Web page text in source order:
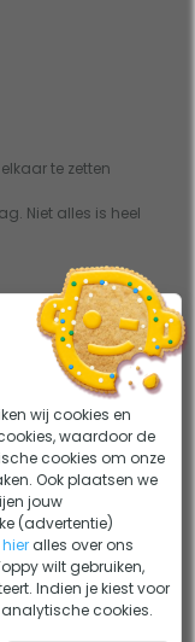
Niet alles is heel
te zetten
0 0
0
wij cookies en
waardoor de
cookies om onze
Ook plaatsen we
jouw
(advertentie)
hier alles over ons
wilt gebruiken,
Indien je kiest voor
cookies.